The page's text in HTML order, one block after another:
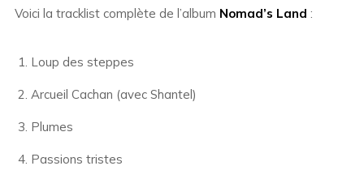
Voici la tracklist complète de l’album Nomad’s Land :
Loup des steppes
Arcueil Cachan (avec Shantel)
Plumes
Passions tristes